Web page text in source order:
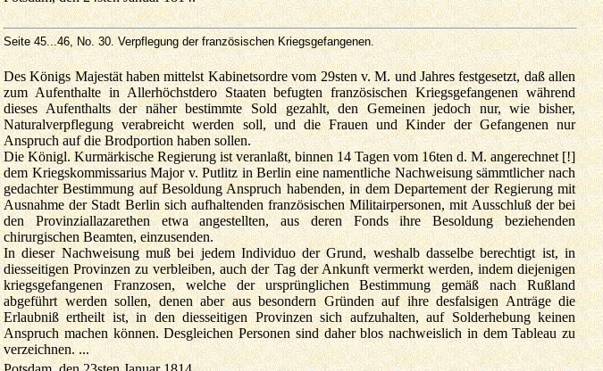
Seite 45...46, No. 30. Verpflegung der französischen Kriegsgefangenen.
Des Königs Majestät haben mittelst Kabinetsordre vom 29sten v. M. und Jahres festgesetzt, daß allen
zum Aufenthalte in Allerhöchstdero Staaten befugten französischen Kriegsgefangenen während
dieses Aufenthalts der näher bestimmte Sold gezahlt, den Gemeinen jedoch nur, wie bisher,
Naturalverpflegung verabreicht werden soll, und die Frauen und Kinder der Gefangenen nur
Anspruch auf die Brodportion haben sollen.
Die Königl. Kurmärkische Regierung ist veranlaßt, binnen 14 Tagen vom 16ten d. M. angerechnet [!]
dem Kriegskommissarius Major v. Putlitz in Berlin eine namentliche Nachweisung sämmtlicher nach
gedachter Bestimmung auf Besoldung Anspruch habenden, in dem Departement der Regierung mit
Ausnahme der Stadt Berlin sich aufhaltenden französischen Militairpersonen, mit Ausschluß der bei
den Provinziallazarethen etwa angestellten, aus deren Fonds ihre Besoldung beziehenden
chirurgischen Beamten, einzusenden.
In dieser Nachweisung muß bei jedem Individuo der Grund, weshalb dasselbe berechtigt ist, in
diesseitigen Provinzen zu verbleiben, auch der Tag der Ankunft vermerkt werden, indem diejenigen
kriegsgefangenen Franzosen, welche der ursprünglichen Bestimmung gemäß nach Rußland
abgeführt werden sollen, denen aber aus besondern Gründen auf ihre desfalsigen Anträge die
Erlaubniß ertheilt ist, in den diesseitigen Provinzen sich aufzuhalten, auf Solderhebung keinen
Anspruch machen können. Desgleichen Personen sind daher blos nachweislich in dem Tableau zu
verzeichnen. ...